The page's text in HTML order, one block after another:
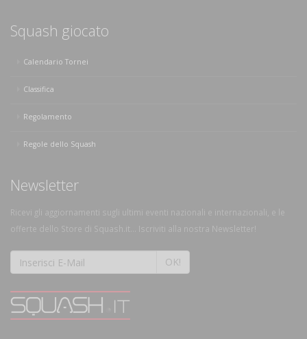
Squash giocato
Calendario Tornei
Classifica
Regolamento
Regole dello Squash
Newsletter
Ricevi gli aggiornamenti sugli ultimi eventi nazionali e internazionali, e le
offerte dello Store di Squash.it... Iscriviti alla nostra Newsletter!
OK!